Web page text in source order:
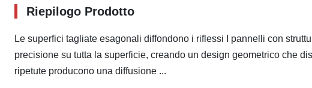
Riepilogo Prodotto
Le superfici tagliate esagonali diffondono i riflessi I pannelli con
precisione su tutta la superficie, creando un design geometrico che
ripetute producono una diffusione ...